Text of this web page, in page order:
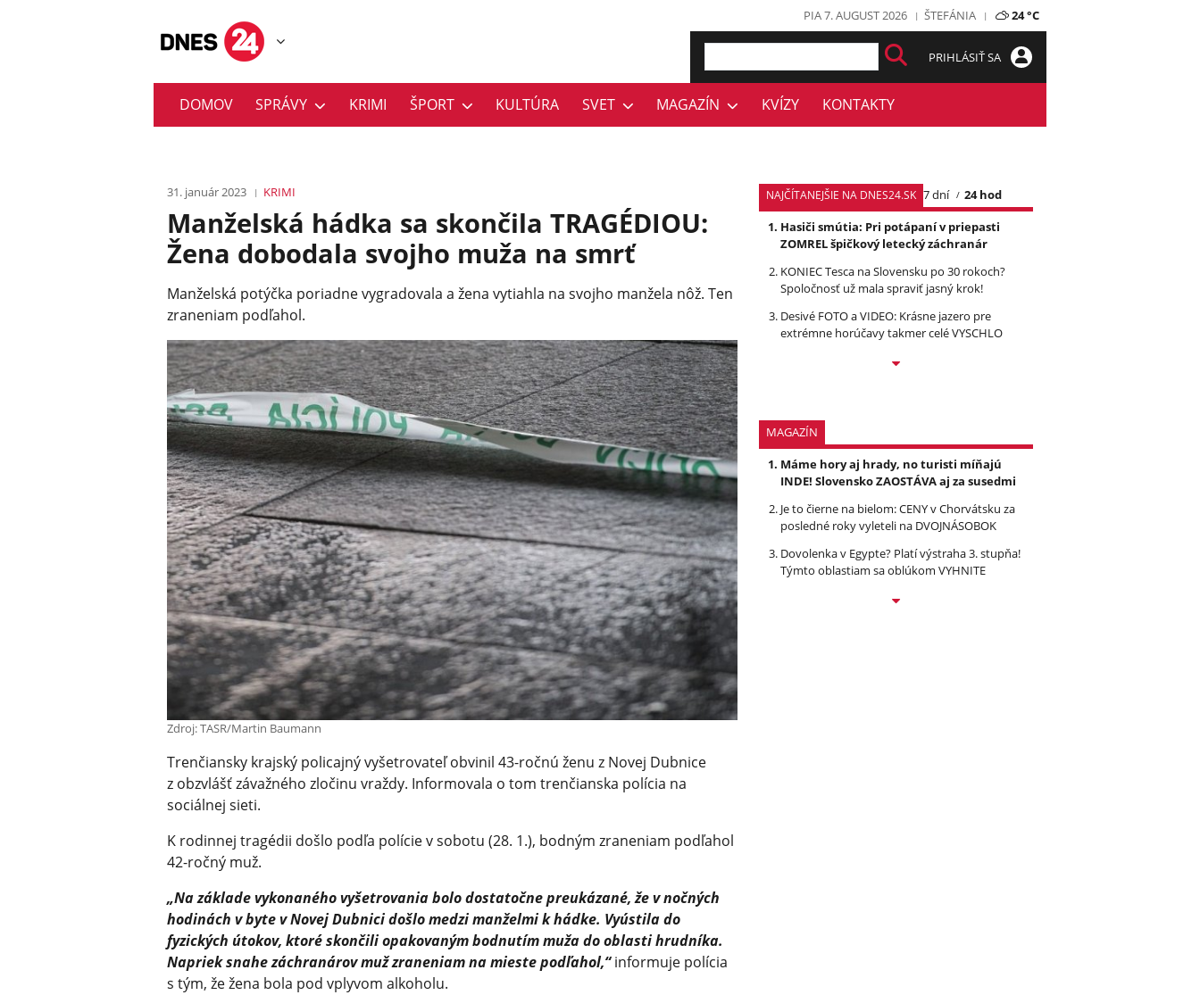
PIA 7. AUGUST 2026 ŠTEFÁNIA 24 °C
PRIHLÁSIŤ SA
DOMOV SPRÁVY KRIMI ŠPORT KULTÚRA SVET MAGAZÍN KVÍZY KONTAKTY
31. január 2023 KRIMI
Manželská hádka sa skončila TRAGÉDIOU:
Žena dobodala svojho muža na smrť
Manželská potýčka poriadne vygradovala a žena vytiahla na svojho manžela nôž. Ten
zraneniam podľahol.
Zdroj: TASR/Martin Baumann
Trenčiansky krajský policajný vyšetrovateľ obvinil 43-ročnú ženu z Novej Dubnice
z obzvlášť závažného zločinu vraždy. Informovala o tom trenčianska polícia na
sociálnej sieti.
K rodinnej tragédii došlo podľa polície v sobotu (28. 1.), bodným zraneniam podľahol
42-ročný muž.
„Na základe vykonaného vyšetrovania bolo dostatočne preukázané, že v nočných
hodinách v byte v Novej Dubnici došlo medzi manželmi k hádke. Vyústila do
fyzických útokov, ktoré skončili opakovaným bodnutím muža do oblasti hrudníka.
Napriek snahe záchranárov muž zraneniam na mieste podľahol,“informuje polícia
s tým, že žena bola pod vplyvom alkoholu.
NAJČÍTANEJŠIE NA DNES24.SK 7 dní
24 hod
Hasiči smútia: Pri potápaní v priepasti
ZOMREL špičkový letecký záchranár
KONIEC Tesca na Slovensku po 30 rokoch?
Spoločnosť už mala spraviť jasný krok!
Desivé FOTO a VIDEO: Krásne jazero pre
extrémne horúčavy takmer celé VYSCHLO
MAGAZÍN
Máme hory aj hrady, no turisti míňajú
INDE! Slovensko ZAOSTÁVA aj za susedmi
Je to čierne na bielom: CENY v Chorvátsku za
posledné roky vyleteli na DVOJNÁSOBOK
Dovolenka v Egypte? Platí výstraha 3. stupňa!
Týmto oblastiam sa oblúkom VYHNITE